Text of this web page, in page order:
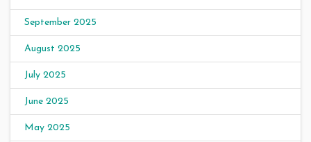
September 2025
August 2025
July 2025
June 2025
May 2025